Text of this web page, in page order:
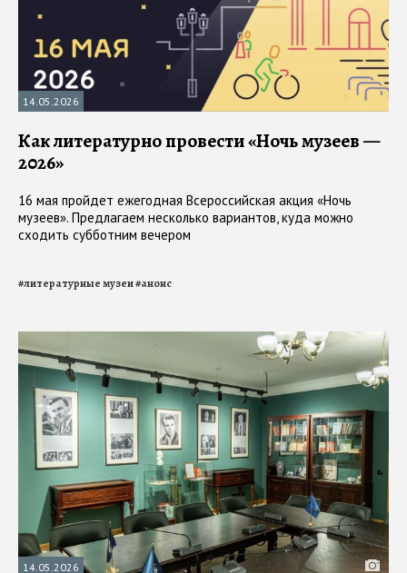
14.05.2026
Как литературно провести «Ночь музеев —
2026»
16 мая пройдет ежегодная Всероссийская акция «Ночь
музеев». Предлагаем несколько вариантов, куда можно
сходить субботним вечером
#литературные музеи#анонс
14.05.2026